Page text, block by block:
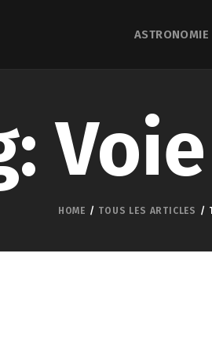
ASTRONOMIE
HOME TOUS LES ARTICLES